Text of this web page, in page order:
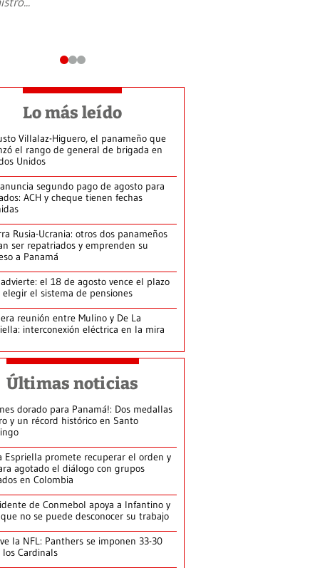
Lo más leído
Villalaz-Higuero, el panameño que
el rango de general de brigada en
Unidos
segundo pago de agosto para
ACH y cheque tienen fechas
Rusia-Ucrania: otros dos panameños
ser repatriados y emprenden su
a Panamá
advierte: el 18 de agosto vence el plazo
elegir el sistema de pensiones
reunión entre Mulino y De La
interconexión eléctrica en la mira
Últimas noticias
dorado para Panamá!: Dos medallas
y un récord histórico en Santo
Espriella promete recuperar el orden y
agotado el diálogo con grupos
en Colombia
de Conmebol apoya a Infantino y
no se puede desconocer su trabajo
la NFL: Panthers se imponen 33-30
Cardinals